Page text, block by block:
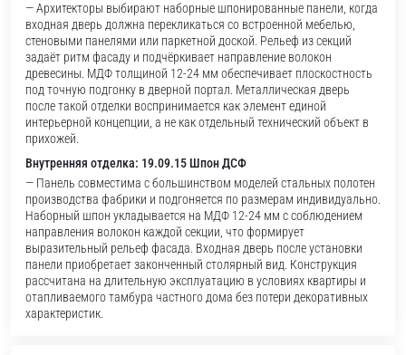
— Архитекторы выбирают наборные шпонированные панели, когда
входная дверь должна перекликаться со встроенной мебелью,
стеновыми панелями или паркетной доской. Рельеф из секций
задаёт ритм фасаду и подчёркивает направление волокон
древесины. МДФ толщиной 12-24 мм обеспечивает плоскостность
под точную подгонку в дверной портал. Металлическая дверь
после такой отделки воспринимается как элемент единой
интерьерной концепции, а не как отдельный технический объект в
прихожей.
Внутренняя отделка: 19.09.15 Шпон ДСФ
— Панель совместима с большинством моделей стальных полотен
производства фабрики и подгоняется по размерам индивидуально.
Наборный шпон укладывается на МДФ 12-24 мм с соблюдением
направления волокон каждой секции, что формирует
выразительный рельеф фасада. Входная дверь после установки
панели приобретает законченный столярный вид. Конструкция
рассчитана на длительную эксплуатацию в условиях квартиры и
отапливаемого тамбура частного дома без потери декоративных
характеристик.